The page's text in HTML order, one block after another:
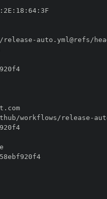
: 2E : 18 : 64:
release -
8aab47d9aa842719fdc95dd1a5392a58ebf920f4
//token.actions.githubusercontent.com
workflows/release -
8aab47d9aa842719fdc95dd1a5392a58ebf920f4
8aab47d9aa842719fdc95dd1a5392a58ebf920f4